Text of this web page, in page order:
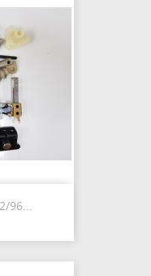
96...